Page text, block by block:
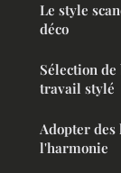
Le style
déco
Sélection
travail stylé
Adopter des
l'harmonie